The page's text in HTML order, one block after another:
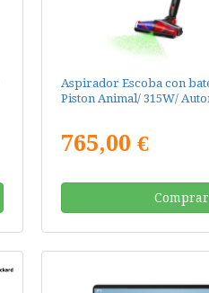
Aspirador Escoba con
Piston Animal/ 315W/
765,00 €
Comprar